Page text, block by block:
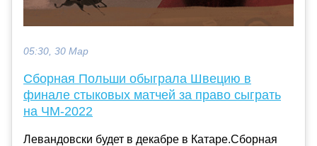
05:30, 30 Мар
Сборная Польши обыграла Швецию в
финале стыковых матчей за право сыграть
на ЧМ-2022
Левандовски будет в декабре в Катаре.Сборная